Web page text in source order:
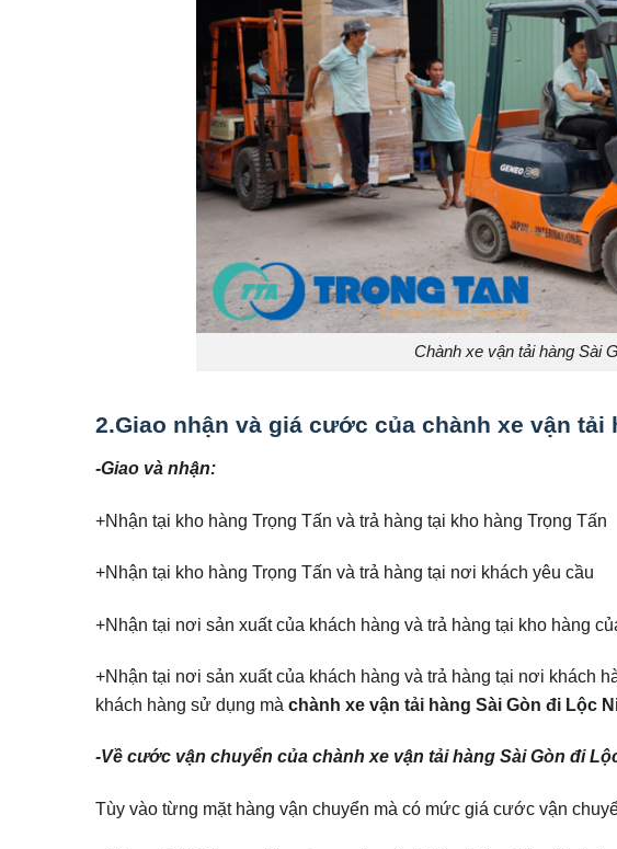
Chành xe vận tải hàng Sài
2.Giao nhận và giá cước của chành xe vận tải
-Giao và nhận:
+Nhận tại kho hàng Trọng Tấn và trả hàng tại kho hàng Trọng Tấn
+Nhận tại kho hàng Trọng Tấn và trả hàng tại nơi khách yêu cầu
+Nhận tại nơi sản xuất của khách hàng và trả hàng tại kho hàng
+Nhận tại nơi sản xuất của khách hàng và trả hàng tại nơi khách
khách hàng sử dụng mà chành xe vận tải hàng Sài Gòn đi Lộc
-Về cước vận chuyển của chành xe vận tải hàng Sài Gòn đi
Tùy vào từng mặt hàng vận chuyển mà có mức giá cước vận